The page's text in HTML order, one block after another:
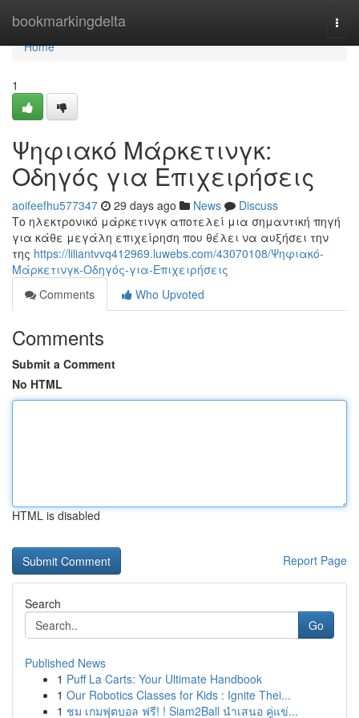
bookmarkingdelta
Home
Home
1
Ψηφιακό Μάρκετινγκ:
Οδηγός για Επιχειρήσεις
aoifeefhu577347 29 days ago News
Discuss
Το ηλεκτρονικό μάρκετινγκ αποτελεί μια σημαντική πηγή
για κάθε μεγάλη επιχείρηση που θέλει να αυξήσει την
της https://liliantvvq412969.luwebs.com/43070108/Ψηφιακό-
Μάρκετινγκ-Οδηγός-για-Επιχειρήσεις
Comments
Who Upvoted
Comments
Submit a Comment
No HTML
HTML is disabled
Report Page
Search
Go
Published News
1 Puff La Carts: Your Ultimate Handbook
1 Our Robotics Classes for Kids : Ignite Thei...
1 ชม เกมฟุตบอล ฟรี! ! Siam2Ball นำเสนอ คู่แข่...